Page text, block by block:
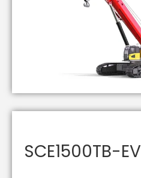
SCE1500TB-EV